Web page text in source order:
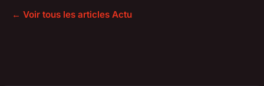
← Voir tous les articles Actu